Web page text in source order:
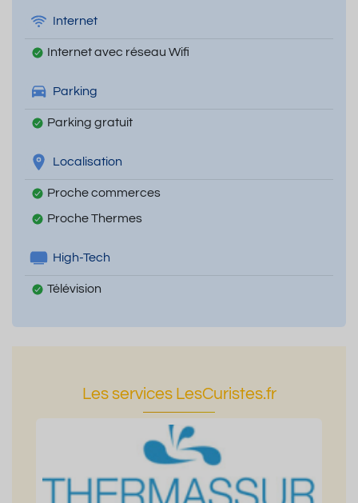
Internet
Internet avec réseau Wifi
Parking
Parking gratuit
Localisation
Proche commerces
Proche Thermes
High-Tech
Télévision
Les services LesCuristes.fr